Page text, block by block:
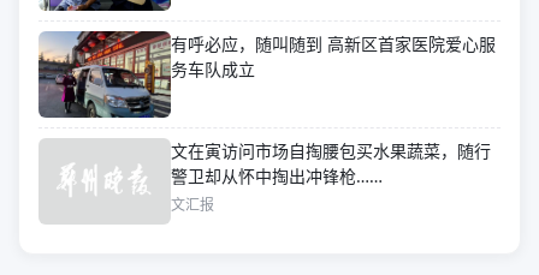
有呼必应，随叫随到 高新区首家医院爱心服
务车队成立
文在寅访问市场自掏腰包买水果蔬菜，随行
警卫却从怀中掏出冲锋枪……
文汇报